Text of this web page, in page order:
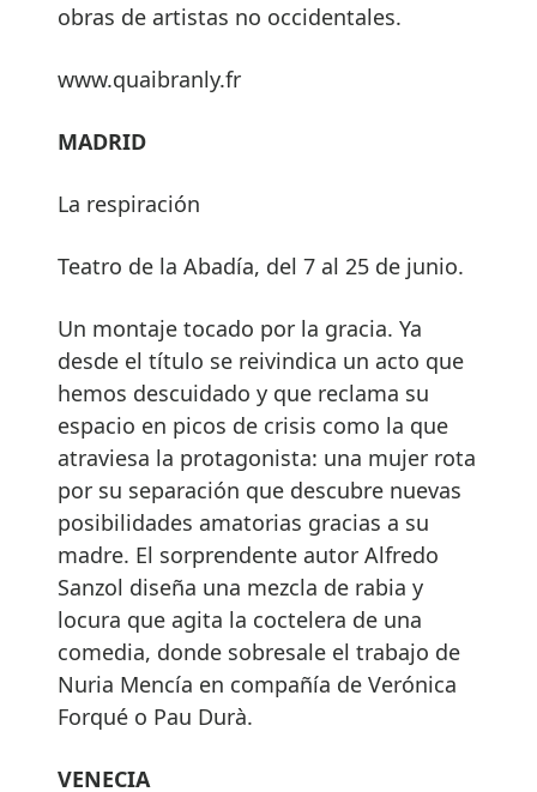
obras de artistas no occidentales.
www.quaibranly.fr
MADRID
La respiración
Teatro de la Abadía, del 7 al 25 de junio.
Un montaje tocado por la gracia. Ya
desde el título se reivindica un acto que
hemos descuidado y que reclama su
espacio en picos de crisis como la que
atraviesa la protagonista: una mujer rota
por su separación que descubre nuevas
posibilidades amatorias gracias a su
madre. El sorprendente autor Alfredo
Sanzol diseña una mezcla de rabia y
locura que agita la coctelera de una
comedia, donde sobresale el trabajo de
Nuria Mencía en compañía de Verónica
Forqué o Pau Durà.
VENECIA